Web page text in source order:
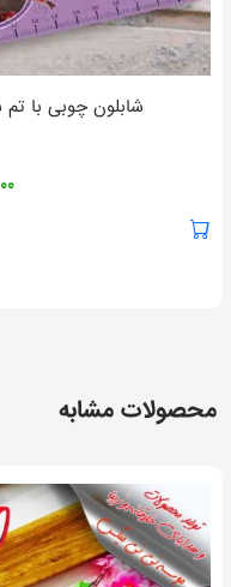
شابلون چوبی با
محصولات مشابه